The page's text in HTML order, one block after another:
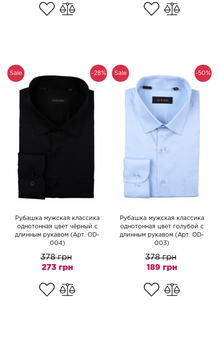
-28%
Sale
Рубашка мужская классика
однотонная цвет чёрный с
длинным рукавом (Арт. OD-
004)
378 грн
273 грн
-50%
Sale
Рубашка мужская классика
однотонная цвет голубой с
длинным рукавом (Арт. OD-
003)
378 грн
189 грн